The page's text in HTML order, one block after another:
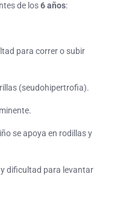
de los6 años:
para correr o subir
(seudohipertrofia).
se apoya en rodillas y
dificultad para levantar